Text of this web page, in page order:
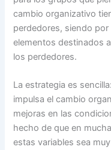
cambio organizativo
perdedores, siendo
elementos destinados
los perdedores.
La estrategia es
impulsa el cambio
mejoras en las
hecho de que en
estas variables sea